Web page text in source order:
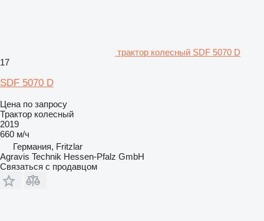
трактор колесный SDF 5070 D
17
SDF 5070 D
Цена по запросу
Трактор колесный
2019
660 м/ч
Германия, Fritzlar
Agravis Technik Hessen-Pfalz GmbH
Связаться с продавцом